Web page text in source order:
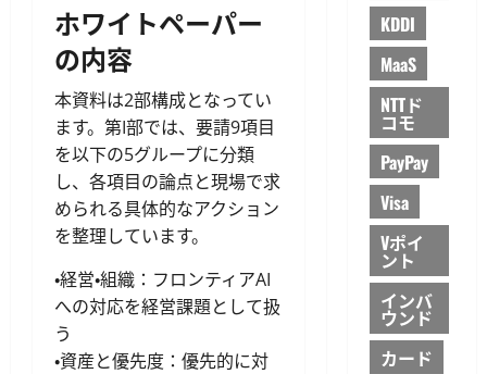
ホワイトペーパー
の内容
本資料は2部構成となってい
ます。第I部では、要請9項目
を以下の5グループに分類
し、各項目の論点と現場で求
められる具体的なアクション
を整理しています。
・経営・組織：フロンティアAI
への対応を経営課題として扱
う
・資産と優先度：優先的に対
KDDI
MaaS
NTTド
コモ
PayPay
Visa
Vポイ
ント
インバ
ウンド
カード